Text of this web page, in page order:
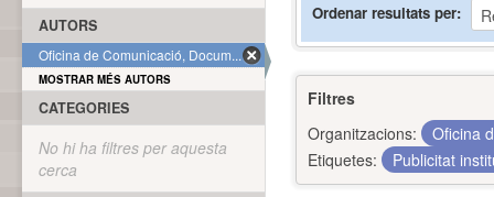
Ordenar resultats per
Filtres
Organitzacions:
Oficina
Etiquetes:
Publicitat
AUTORS
Oficina de Comunicació, Docum... (1)
MOSTRAR MÉS AUTORS
CATEGORIES
No hi ha filtres per aquesta
cerca